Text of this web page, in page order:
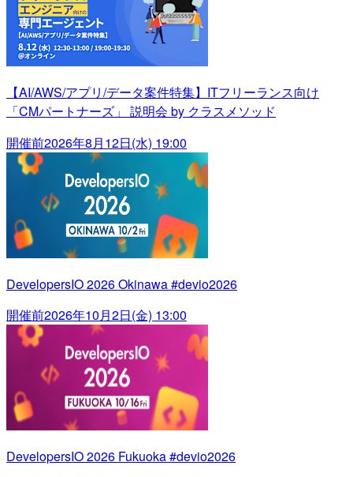
【AI/AWS/アプリ/データ案件特集】ITフリーランス向け
「CMパートナーズ」 説明会 by クラスメソッド
開催前2026年8月12日(水) 19:00
DevelopersIO 2026 Okinawa #devio2026
開催前2026年10月2日(金) 13:00
DevelopersIO 2026 Fukuoka #devio2026